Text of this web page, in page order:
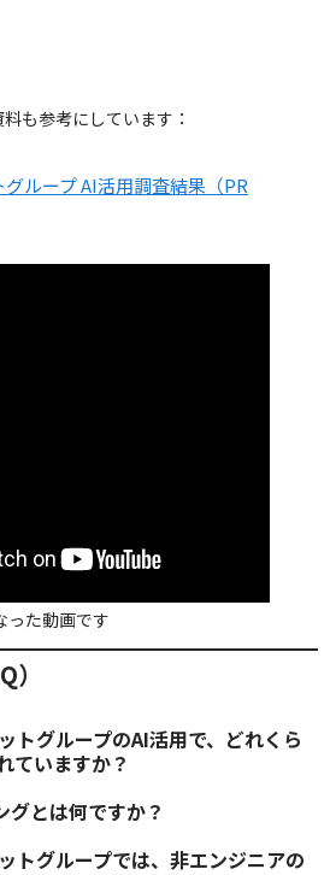
も参考にしています：
ループ AI活用調査結果（PR
った動画です
トグループのAI活用で、どれくら
ていますか？
グとは何ですか？
トグループでは、非エンジニアの